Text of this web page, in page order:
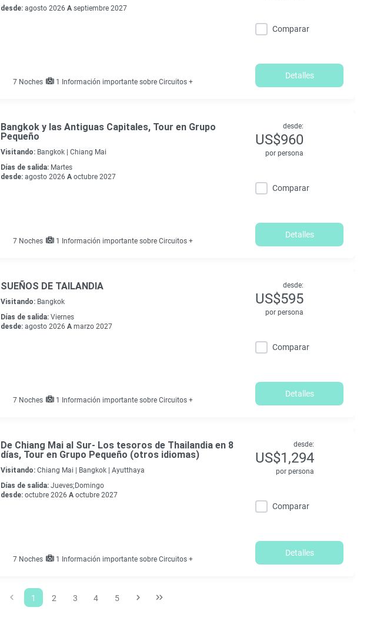
desde: agosto 2026 A septiembre 2027
7 Noches 1 Información importante sobre Circuitos +
Comparar
Detalles
Bangkok y las Antiguas Capitales, Tour en Grupo
Pequeño
Visitando: Bangkok |
Chiang Mai
Días de salida: Martes
desde: agosto 2026 A octubre 2027
7 Noches 1 Información importante sobre Circuitos +
desde:
US$960
por persona
Comparar
Detalles
SUEÑOS DE TAILANDIA
Visitando: Bangkok
Días de salida: Viernes
desde: agosto 2026 A marzo 2027
7 Noches 1 Información importante sobre Circuitos +
desde:
US$595
por persona
Comparar
Detalles
De Chiang Mai al Sur- Los tesoros de Thailandia en 8
días, Tour en Grupo Pequeño (otros idiomas)
Visitando: Chiang Mai | Bangkok |
Ayutthaya
Días de salida: Jueves;Domingo
desde: octubre 2026 A octubre 2027
7 Noches 1 Información importante sobre Circuitos +
desde:
US$1,294
por persona
Comparar
Detalles
1 2 3 4 5